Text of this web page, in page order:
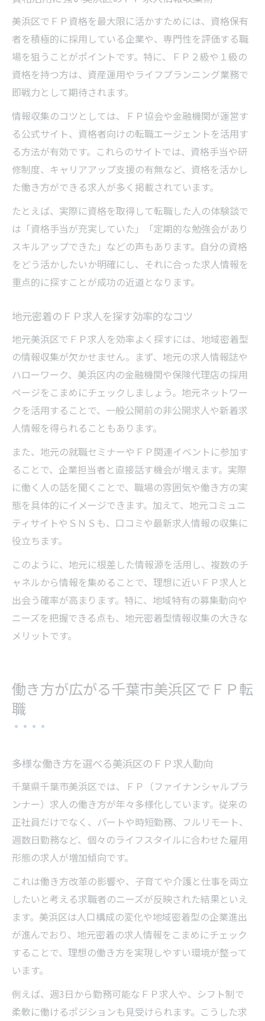
美浜区でＦＰ資格を最大限に活かすためには、資格保有
者を積極的に採用している企業や、専門性を評価する職
場を狙うことがポイントです。特に、ＦＰ２級や１級の
資格を持つ方は、資産運用やライフプランニング業務で
即戦力として期待されます。
情報収集のコツとしては、ＦＰ協会や金融機関が運営す
る公式サイト、資格者向けの転職エージェントを活用す
る方法が有効です。これらのサイトでは、資格手当や研
修制度、キャリアアップ支援の有無など、資格を活かし
た働き方ができる求人が多く掲載されています。
たとえば、実際に資格を取得して転職した人の体験談で
は「資格手当が充実していた」「定期的な勉強会があり
スキルアップできた」などの声もあります。自分の資格
をどう活かしたいか明確にし、それに合った求人情報を
重点的に探すことが成功の近道となります。
地元密着のＦＰ求人を探す効率的なコツ
地元美浜区でＦＰ求人を効率よく探すには、地域密着型
の情報収集が欠かせません。まず、地元の求人情報誌や
ハローワーク、美浜区内の金融機関や保険代理店の採用
ページをこまめにチェックしましょう。地元ネットワー
クを活用することで、一般公開前の非公開求人や新着求
人情報を得られることもあります。
また、地元の就職セミナーやＦＰ関連イベントに参加す
ることで、企業担当者と直接話す機会が増えます。実際
に働く人の話を聞くことで、職場の雰囲気や働き方の実
態を具体的にイメージできます。加えて、地元コミュニ
ティサイトやＳＮＳも、口コミや最新求人情報の収集に
役立ちます。
このように、地元に根差した情報源を活用し、複数のチ
ャネルから情報を集めることで、理想に近いＦＰ求人と
出会う確率が高まります。特に、地域特有の募集動向や
ニーズを把握できる点も、地元密着型情報収集の大きな
メリットです。
働き方が広がる千葉市美浜区でＦＰ転
職
多様な働き方を選べる美浜区のＦＰ求人動向
千葉県千葉市美浜区では、ＦＰ（ファイナンシャルプラ
ンナー）求人の働き方が年々多様化しています。従来の
正社員だけでなく、パートや時短勤務、フルリモート、
週数日勤務など、個々のライフスタイルに合わせた雇用
形態の求人が増加傾向です。
これは働き方改革の影響や、子育てや介護と仕事を両立
したいと考える求職者のニーズが反映された結果といえ
ます。美浜区は人口構成の変化や地域密着型の企業進出
が進んでおり、地元密着の求人情報をこまめにチェック
することで、理想の働き方を実現しやすい環境が整って
います。
例えば、週3日から勤務可能なＦＰ求人や、シフト制で
柔軟に働けるポジションも見受けられます。こうした求